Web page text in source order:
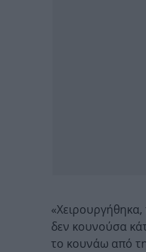
δεν κουνούσα
το κουνάω από